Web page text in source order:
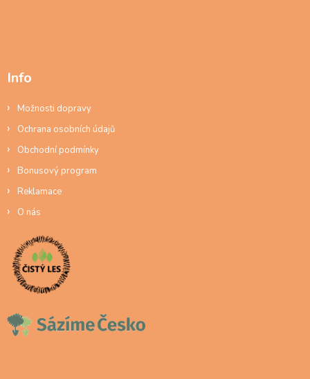
Info
Možnosti dopravy
Ochrana osobních údajů
Obchodní podmínky
Bonusový program
Reklamace
O nás